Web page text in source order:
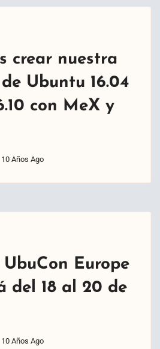
crear nuestra
Ubuntu 16.04
con MeX y
10 Años Ago
Europe
del 18 al 20 de
10 Años Ago